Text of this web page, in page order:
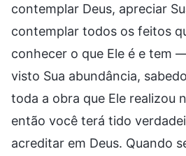
contemplar Deus, apreciar
contemplar todos os feitos
conhecer o que Ele é e tem
visto Sua abundância,
toda a obra que Ele realizou
então você terá tido
acreditar em Deus. Quando